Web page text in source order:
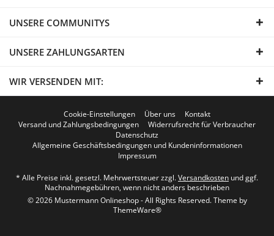
UNSERE COMMUNITYS
UNSERE ZAHLUNGSARTEN
WIR VERSENDEN MIT:
Cookie-Einstellungen Über uns
Kontakt
Versand und Zahlungsbedingungen
Widerrufsrecht für Verbraucher
Datenschutz
Allgemeine Geschäftsbedingungen und Kundeninformationen
Impressum
* Alle Preise inkl. gesetzl. Mehrwertsteuer zzgl.Versandkosten und ggf.
Nachnahmegebühren, wenn nicht anders beschrieben
© 2026 Mustermann Onlineshop - All Rights Reserved. Theme by
ThemeWare®